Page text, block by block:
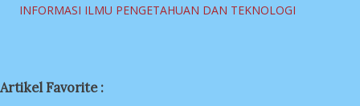
INFORMASI ILMU PENGETAHUAN DAN TEKNOLOGI
Artikel Favorite :